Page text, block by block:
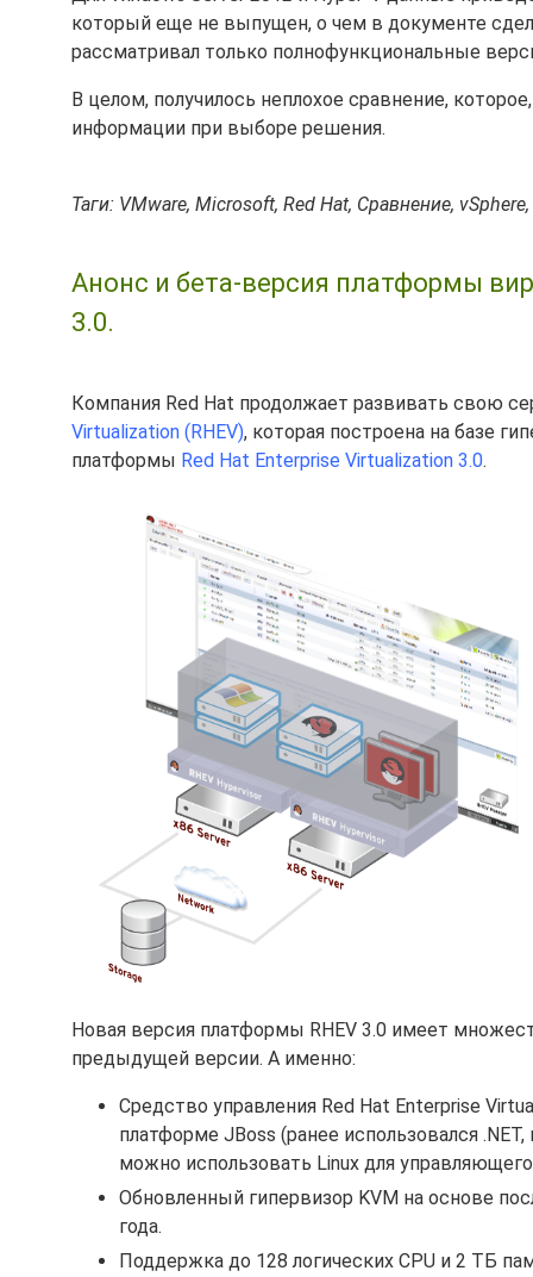
который еще не выпущен, о чем в документе
рассматривал только полнофункциональные
В целом, получилось неплохое сравнение,
информации при выборе решения.
Таги: VMware, Microsoft, Red Hat, Сравнение,
Анонс и бета-версия платформы
3.0.
Компания Red Hat продолжает развивать свою
Virtualization (RHEV), которая построена на базе
платформы Red Hat Enterprise Virtualization 3.0.
Новая версия платформы RHEV 3.0 имеет
предыдущей версии. А именно:
Средство управления Red Hat Enterprise
платформе JBoss (ранее использовался
можно использовать Linux для
Обновленный гипервизор KVM на основе
года.
Поддержка до 128 логических CPU и 2 ТБ